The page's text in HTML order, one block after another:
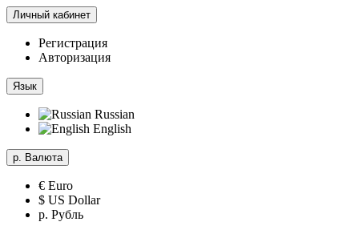
Личный кабинет
Регистрация
Авторизация
Язык
Russian
English
р. Валюта
€ Euro
$ US Dollar
р. Рубль